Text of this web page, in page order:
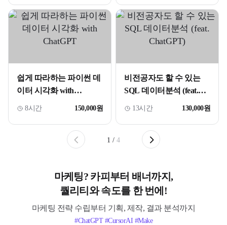
쉽게 따라하는 파이썬 데
이터 시각화 with
ChatGPT
8시간 150,000원
비전공자도 할 수 있는
SQL 데이터분석 (feat.
ChatGPT)
13시간 130,000원
1 / 4
마케팅? 카피부터 배너까지,
퀄리티와 속도를 한 번에!
마케팅 전략 수립부터 기획, 제작, 결과 분석까지
#ChatGPT #CursorAI #Make